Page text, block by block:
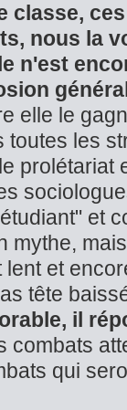
classe,
nous la
n'est
elle le
les
prolétariat
et
mythe,
et
tête
il
combats
qui